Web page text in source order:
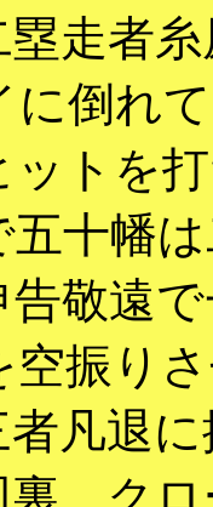
走者
倒れ
トを
五十幡
敬遠
空振り
凡退
裏、ク